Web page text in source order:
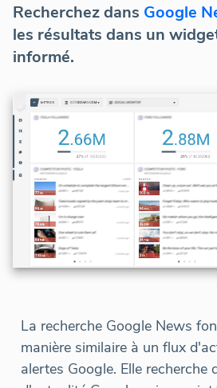
Recherchez dans Google
les résultats dans un
informé.
La recherche Google News
manière similaire à un flux
alertes Google. Elle recherche